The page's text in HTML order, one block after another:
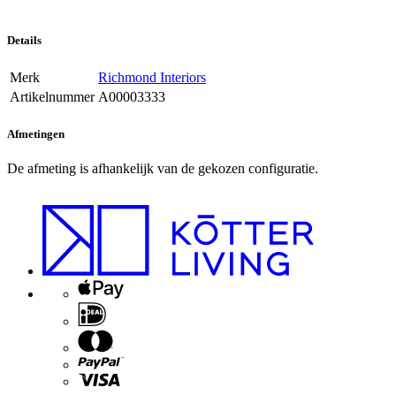
Details
Merk
Richmond Interiors
Artikelnummer A00003333
Afmetingen
De afmeting is afhankelijk van de gekozen configuratie.